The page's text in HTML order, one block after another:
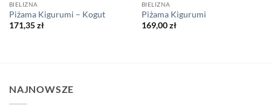
BIELIZNA
Piżama Kigurumi – Kogut
171,35zł
BIELIZNA
Piżama Kigurumi
169,00zł
NAJNOWSZE